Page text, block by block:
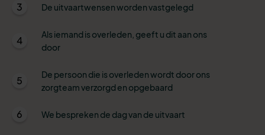
3 De uitvaartwensen worden vastgelegd
4
Als iemand is overleden, geeft u dit aan ons
door
5
De persoon die is overleden wordt door ons
zorgteam verzorgd en opgebaard
6 We bespreken de dag van de uitvaart